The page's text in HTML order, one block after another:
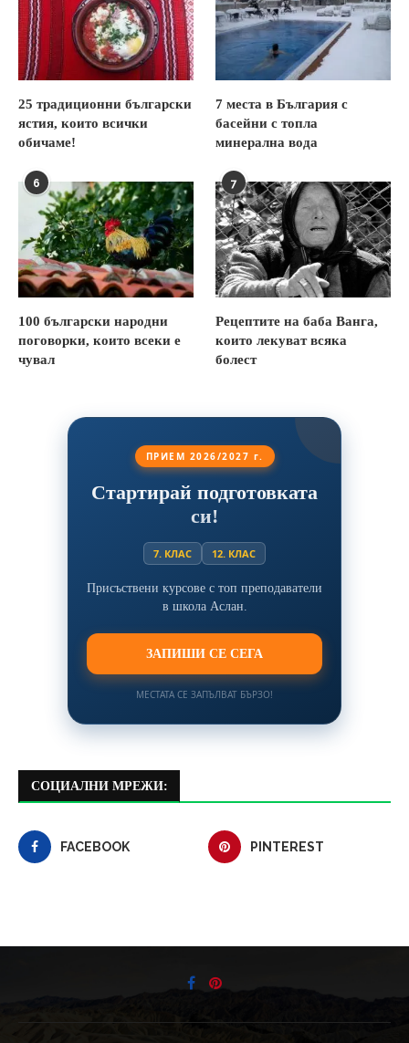
25 традиционни български
ястия, които всички
обичаме!
7 места в България с
басейни с топла
минерална вода
6
100 български народни
поговорки, които всеки е
чувал
7
Рецептите на баба Ванга,
които лекуват всяка
болест
ПРИЕМ 2026/2027 г.
Стартирай подготовката
си!
7. КЛАС 12. КЛАС
Присъствени курсове с топ преподаватели
в школа Аслан.
ЗАПИШИ СЕ СЕГА
МЕСТАТА СЕ ЗАПЪЛВАТ БЪРЗО!
СОЦИАЛНИ МРЕЖИ:
FACEBOOK PINTEREST